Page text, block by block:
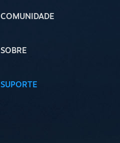
COMUNIDADE
SOBRE
SUPORTE